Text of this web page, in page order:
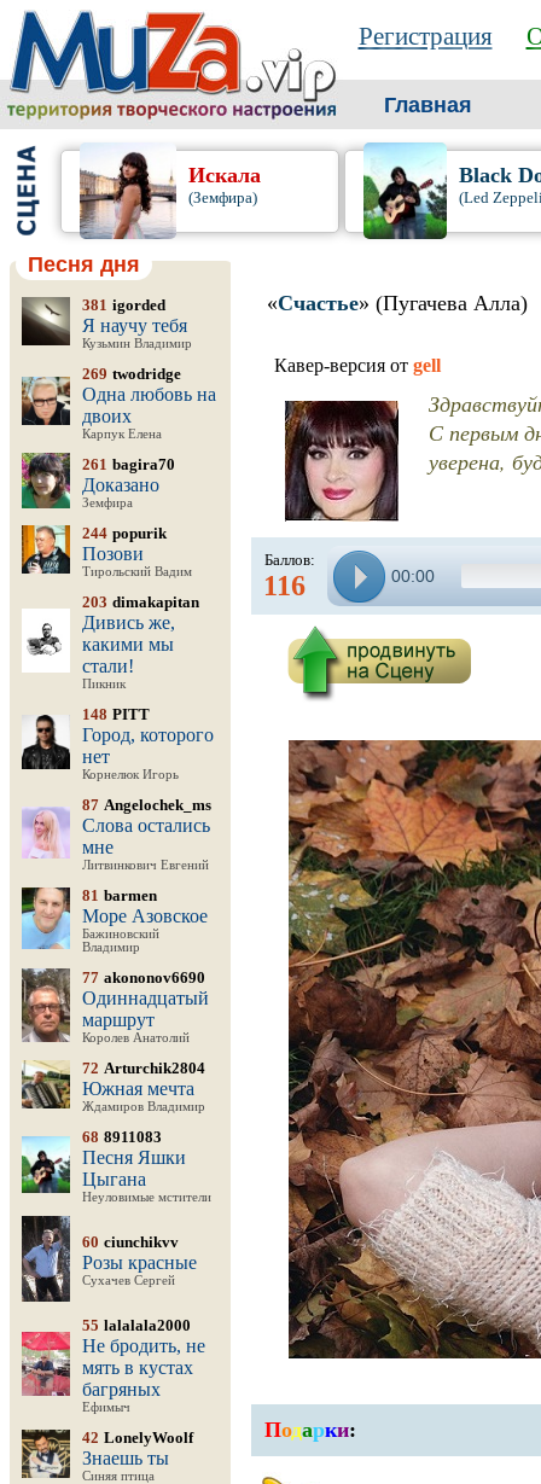
Регистрация
Главная
Искала
(Земфира)
Black
(Led
Песня дня
381 igorded
Я научу тебя
Кузьмин Владимир
269 twodridge
Одна любовь на
двоих
Карпук Елена
261 bagira70
Доказано
Земфира
244 popurik
Позови
Тирольский Вадим
203 dimakapitan
Дивись же,
какими мы
стали!
Пикник
148 PITT
Город, которого
нет
Корнелюк Игорь
87 Angelochek_ms
Слова остались
мне
Литвинкович Евгений
81 barmen
Море Азовское
Бажиновский
Владимир
77 akononov6690
Одиннадцатый
маршрут
Королев Анатолий
72 Arturchik2804
Южная мечта
Ждамиров Владимир
68 8911083
Песня Яшки
Цыгана
Неуловимые мстители
60 ciunchikvv
Розы красные
Сухачев Сергей
55 lalalala2000
Не бродить, не
мять в кустах
багряных
Ефимыч
42 LonelyWoolf
Знаешь ты
Синяя птица
«Счастье» (Пугачева Алла)
Кавер-версия от gell
С первым
уверена,
Баллов:
116 00:00
Подарки: